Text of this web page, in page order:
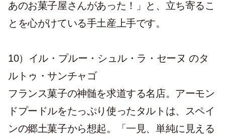
あのお菓子屋さんがあった！」と、立ち寄るこ
とを心がけている手土産上手です。
10）イル・プルー・シュル・ラ・セーヌ のタ
ルトゥ・サンチャゴ
フランス菓子の神髄を求道する名店。アーモン
ドプードルをたっぷり使ったタルトは、スペイ
ンの郷土菓子から想起。「一見、単純に見える